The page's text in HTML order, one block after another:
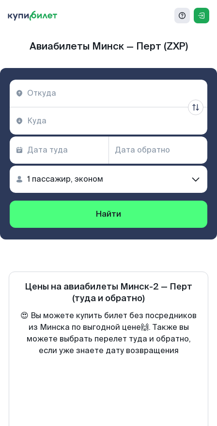
Авиабилеты Минск — Перт (ZXP)
Найти
Цены на авиабилеты Минск-2 — Перт
(туда и обратно)
😍 Вы можете купить билет без посредников
из Минска по выгодной цене🙌. Также вы
можете выбрать перелет туда и обратно,
если уже знаете дату возвращения